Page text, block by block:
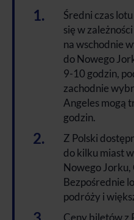
Średni czas
się w
na wschodnie
do Nowego
9-10 godzin,
zachodnie
Angeles mogą
godzin.
Z Polski
do kilku miast
Nowego Jorku,
Bezpośrednie
podróży i
Ceny biletów z